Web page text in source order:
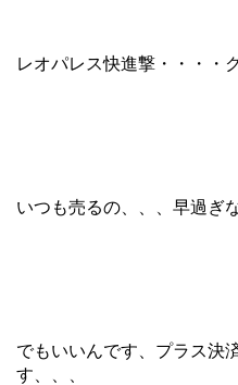
レオパレス快進撃・・・・
いつも売るの、、、早過ぎ
でもいいんです、プラス決
す、、、